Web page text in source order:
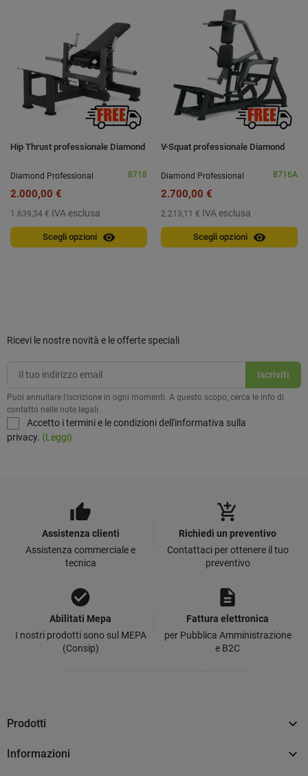
Hip Thrust professionale Diamond
Diamond Professional 8718
2.000,00 €
1.639,34 € IVA esclusa
Scegli opzioni visibility
V-Squat professionale Diamond
Diamond Professional 8716A
2.700,00 €
2.213,11 € IVA esclusa
Scegli opzioni visibility
Ricevi le nostre novità e le offerte speciali
Puoi annullare l'iscrizione in ogni momenti. A questo scopo, cerca le info di
contatto nelle note legali.
Accetto i termini e le condizioni dell'informativa sulla
privacy. (Leggi)
thumb_up
Assistenza clienti
Assistenza commerciale e
tecnica
add_shopping_cart
Richiedi un preventivo
Contattaci per ottenere il tuo
preventivo
check_circle
Abilitati Mepa
I nostri prodotti sono sul MEPA
(Consip)
description
Fattura elettronica
per Pubblica Amministrazione
e B2C
Prodotti 
Informazioni
